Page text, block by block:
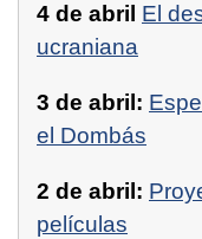
4 de abril El
ucraniana
3 de abril:
el Dombás
2 de abril:
películas